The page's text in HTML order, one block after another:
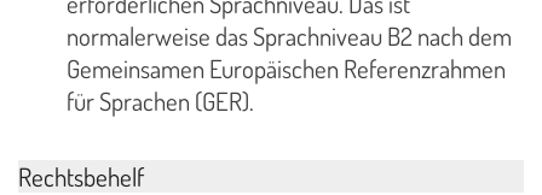
normalerweise das Sprachniveau B2 nach dem
Gemeinsamen Europäischen Referenzrahmen
für Sprachen (GER).
Rechtsbehelf